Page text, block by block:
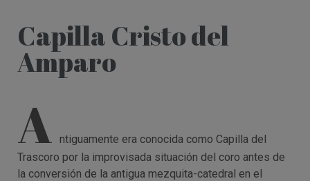
Capilla Cristo del
Amparo
A ntiguamente era conocida como Capilla del
Trascoro por la improvisada situación del coro antes de
la conversión de la antigua mezquita-catedral en el